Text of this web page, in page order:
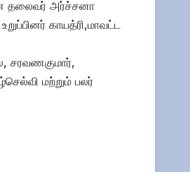
தலைவர் அர்ச்சனா
காயத்ரி,மாவட்ட
சரவணகுமார்,
மற்றும் பலர்